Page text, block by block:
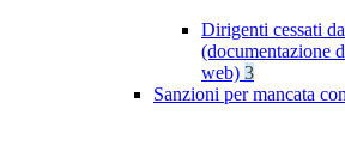
Dirigenti cessati
(documentazione
web) 3
Sanzioni per mancata